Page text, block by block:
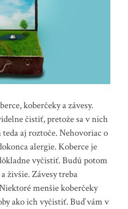
koberčeky a závesy.
čistiť, pretože sa v nich
teda aj roztoče. Nehovoriac o
alergie. Koberce je
vyčistiť. Budú potom
živšie. Závesy treba
menšie koberčeky
ako ich vyčistiť. Buď vám v